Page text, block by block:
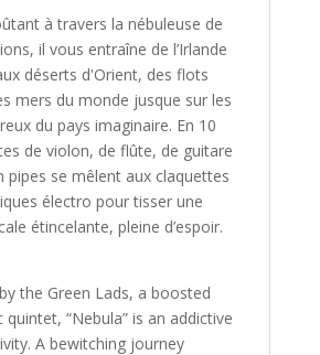
à travers la nébuleuse de
il vous entraîne de l’Irlande
déserts d'Orient, des flots
mers du monde jusque sur les
du pays imaginaire. En 10
de violon, de flûte, de guitare
pipes se mêlent aux claquettes
électro pour tisser une
étincelante, pleine d’espoir.
the Green Lads, a boosted
quintet, “Nebula” is an addictive
A bewitching journey